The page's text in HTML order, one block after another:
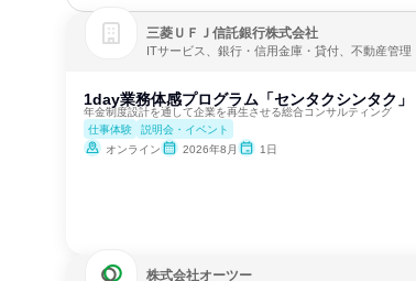
三菱ＵＦＪ信託銀行株式会社
ITサービス、銀行・信用金庫・貸付、不動産管理
1day業務体感プログラム「センタクシンタク」
年金制度設計を通して企業を再生させる総合コンサルティング
仕事体験
説明会・イベント
オンライン
2026年8月 1日
株式会社オーツー